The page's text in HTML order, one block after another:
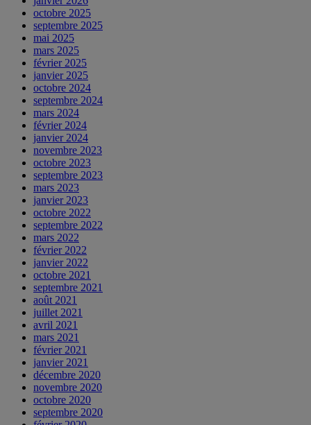
octobre 2025
septembre 2025
mai 2025
mars 2025
février 2025
janvier 2025
octobre 2024
septembre 2024
mars 2024
février 2024
janvier 2024
novembre 2023
octobre 2023
septembre 2023
mars 2023
janvier 2023
octobre 2022
septembre 2022
mars 2022
février 2022
janvier 2022
octobre 2021
septembre 2021
août 2021
juillet 2021
avril 2021
mars 2021
février 2021
janvier 2021
décembre 2020
novembre 2020
octobre 2020
septembre 2020